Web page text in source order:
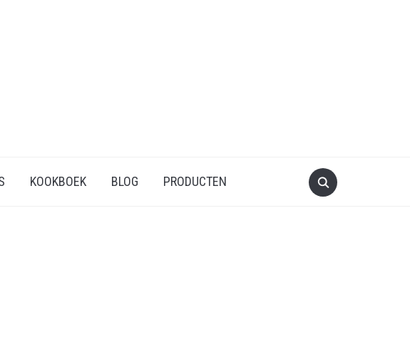
KOOKBOEK BLOG PRODUCTEN